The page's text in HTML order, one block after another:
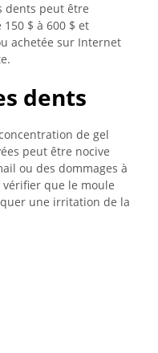
dents peut être
$ à 600 $ et
achetée sur Internet
dents
de gel
peut être nocive
ou des dommages à
que le moule
une irritation de la